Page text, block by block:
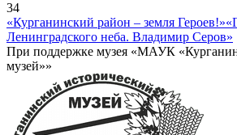
34
«Курганинский район – земля Героев!»
Ленинградского неба. Владимир Серов»
При поддержке музея «МАУК
музей»»